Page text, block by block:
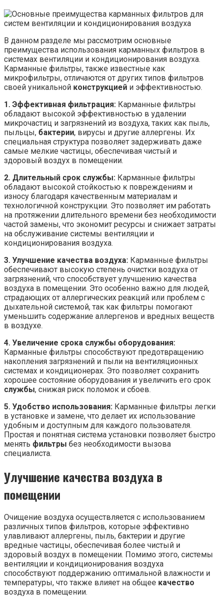
В данном разделе мы рассмотрим основные
преимущества использования карманных фильтров в
системах вентиляции и кондиционирования воздуха.
Карманные фильтры, также известные как
микрофильтры, отличаются от других типов фильтров
своей уникальной конструкцией и эффективностью.
1. Эффективная фильтрация: Карманные фильтры
обладают высокой эффективностью в удалении
микрочастиц и загрязнений из воздуха, таких как пыль,
пыльцы, бактерии, вирусы и другие аллергены. Их
специальная структура позволяет задерживать даже
самые мелкие частицы, обеспечивая чистый и
здоровый воздух в помещении.
2. Длительный срок службы: Карманные фильтры
обладают высокой стойкостью к повреждениям и
износу благодаря качественным материалам и
технологичной конструкции. Это позволяет им работать
на протяжении длительного времени без необходимости
частой замены, что экономит ресурсы и снижает затраты
на обслуживание системы вентиляции и
кондиционирования воздуха.
3. Улучшение качества воздуха: Карманные фильтры
обеспечивают высокую степень очистки воздуха от
загрязнений, что способствует улучшению качества
воздуха в помещении. Это особенно важно для людей,
страдающих от аллергических реакций или проблем с
дыхательной системой, так как фильтры помогают
уменьшить содержание аллергенов и вредных веществ
в воздухе.
4. Увеличение срока службы оборудования:
Карманные фильтры способствуют предотвращению
накопления загрязнений и пыли на вентиляционных
системах и кондиционерах. Это позволяет сохранить
хорошее состояние оборудования и увеличить его срок
службы, снижая риск поломок и сбоев.
5. Удобство использования: Карманные фильтры легки
в установке и замене, что делает их использование
удобным и доступным для каждого пользователя.
Простая и понятная система установки позволяет быстро
менять фильтры без необходимости вызова
специалиста.
Улучшение качества воздуха в
помещении
Очищение воздуха осуществляется с использованием
различных типов фильтров, которые эффективно
улавливают аллергены, пыль, бактерии и другие
вредные частицы, обеспечивая более чистый и
здоровый воздух в помещении. Помимо этого, системы
вентиляции и кондиционирования воздуха
способствуют поддержанию оптимальной влажности и
температуры, что также влияет на общее качество
воздуха в помещении.